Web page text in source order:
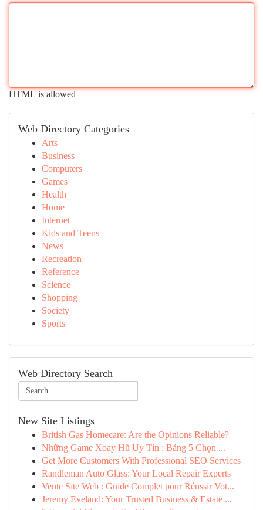
HTML is allowed
Web Directory Categories
Arts
Business
Computers
Games
Health
Home
Internet
Kids and Teens
News
Recreation
Reference
Science
Shopping
Society
Sports
Web Directory Search
New Site Listings
British Gas Homecare: Are the Opinions Reliable?
Những Game Xoay Hũ Uy Tín : Bảng 5 Chọn ...
Get More Customers With Professional SEO Services
Randleman Auto Glass: Your Local Repair Experts
Vente Site Web : Guide Complet pour Réussir Vot...
Jeremy Eveland: Your Trusted Business & Estate ...